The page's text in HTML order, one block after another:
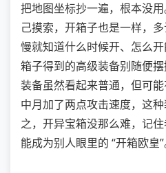
把地图坐标抄一遍，根本没
己摸索，开箱子也是一样，
慢就知道什么时候开、怎么
箱子得到的高级装备别随便
装备虽然看起来普通，但可
中月加了两点攻击速度，这
之，开异宝箱没那么难，记
能成为别人眼里的 “开箱欧皇”